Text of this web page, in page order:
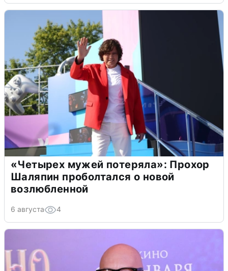
«Четырех мужей потеряла»: Прохор
Шаляпин проболтался о новой
возлюбленной
6 августа 4